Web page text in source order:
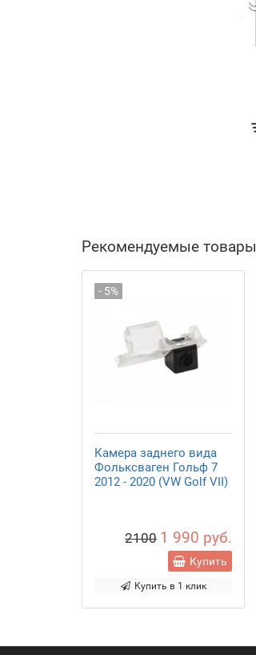
Рекомендуемые товары
- 5%
Камера заднего вида
Фольксваген Гольф 7
2012 - 2020 (VW Golf VII)
2100 1 990 руб.
Купить
Купить в 1 клик